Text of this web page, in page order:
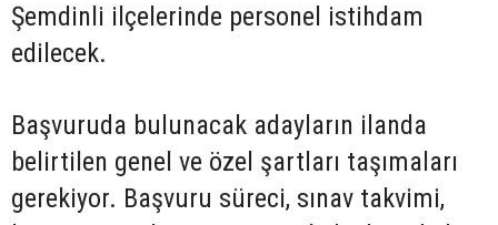
Şemdinli ilçelerinde personel istihdam
edilecek.
Başvuruda bulunacak adayların ilanda
belirtilen genel ve özel şartları taşımaları
gerekiyor. Başvuru süreci, sınav takvimi,